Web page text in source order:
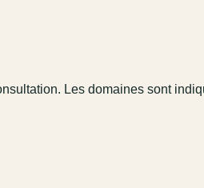
Les domaines sont